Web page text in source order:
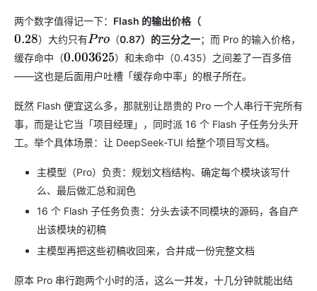
两个数字值得记一下： Flash 的输出价格（
） 大约 只有 （
0.28） 大约只有Pro（ 0.87）的三分之一；而 Pro 的输入价格，
缓存命中（
）和未命中 （
0.003625） 和未命中（
0.435）之间差了一百多倍
——这也是后面用户吐槽「缓存命中率」的根子所在。
既然 Flash 便宜这么多，那就别让昂贵的 Pro 一个人串行干完所有
事，而是让它当「项目经理」，同时派 16 个 Flash 子任务分头开
工。举个具体场景：让 DeepSeek-TUI 给整个项目写文档。
主模型（Pro）负责：规划文档结构、确定每个模块该写什
么、最后做汇总和润色
16 个 Flash 子任务负责：分头去读不同模块的源码，各自产
出该模块的初稿
主模型再把这些初稿收回来，合并成一份完整文档
原本 Pro 串行跑两个小时的活，这么一并发，十几分钟就能出结